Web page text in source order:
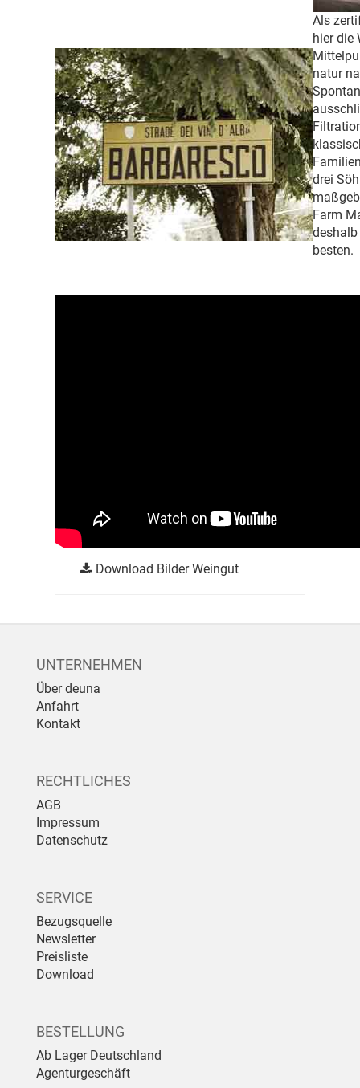
Als
hier die
natur
drei
Farm
besten.
Download Bilder Weingut
UNTERNEHMEN
Über deuna
Anfahrt
Kontakt
RECHTLICHES
AGB
Impressum
Datenschutz
SERVICE
Bezugsquelle
Newsletter
Preisliste
Download
BESTELLUNG
Ab Lager Deutschland
Agenturgeschäft